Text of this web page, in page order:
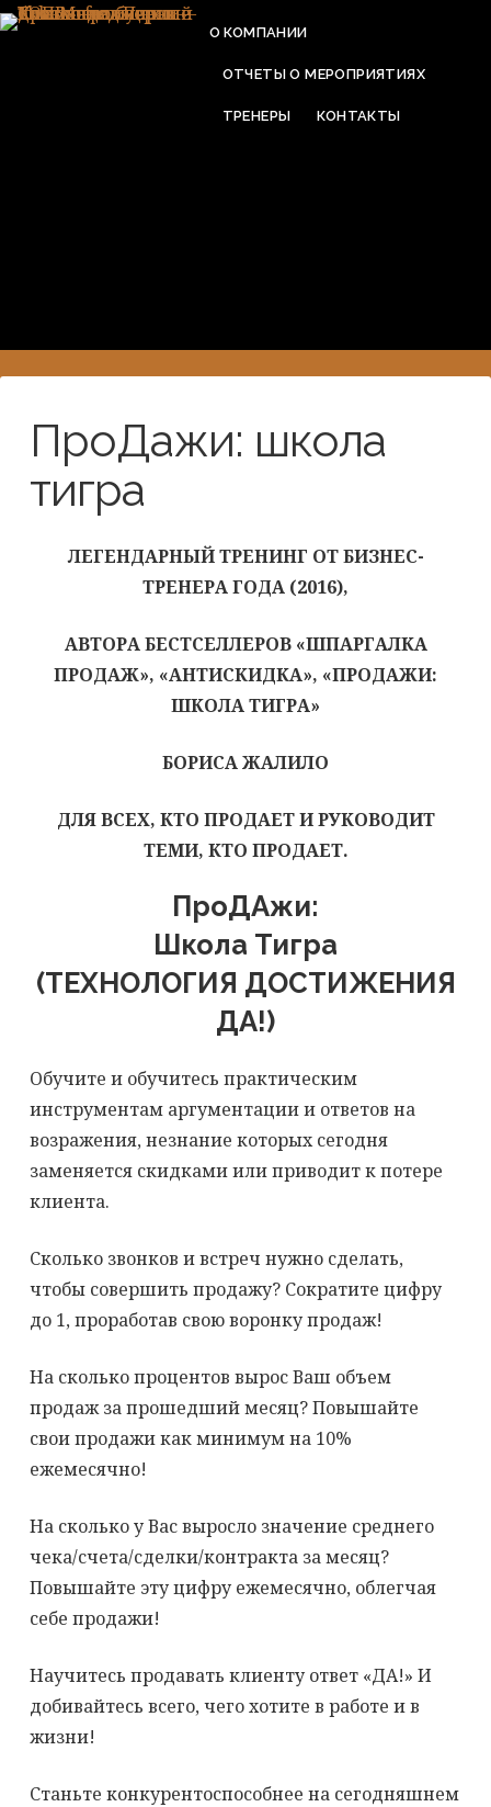
О КОМПАНИИ
ОТЧЕТЫ О МЕРОПРИЯТИЯХ
ТРЕНЕРЫ КОНТАКТЫ
ПроДажи: школа
тигра
ЛЕГЕНДАРНЫЙ ТРЕНИНГ ОТ БИЗНЕС-
ТРЕНЕРА ГОДА (2016),
АВТОРА БЕСТСЕЛЛЕРОВ «ШПАРГАЛКА
ПРОДАЖ», «АНТИСКИДКА», «ПРОДАЖИ:
ШКОЛА ТИГРА»
БОРИСА ЖАЛИЛО
ДЛЯ ВСЕХ, КТО ПРОДАЕТ И РУКОВОДИТ
ТЕМИ, КТО ПРОДАЕТ.
ПроДАжи:
Школа Тигра
(ТЕХНОЛОГИЯ ДОСТИЖЕНИЯ
ДА!)
Обучите и обучитесь практическим
инструментам аргументации и ответов на
возражения, незнание которых сегодня
заменяется скидками или приводит к потере
клиента.
Сколько звонков и встреч нужно сделать,
чтобы совершить продажу? Сократите цифру
до 1, проработав свою воронку продаж!
На сколько процентов вырос Ваш объем
продаж за прошедший месяц? Повышайте
свои продажи как минимум на 10%
ежемесячно!
На сколько у Вас выросло значение среднего
чека/счета/сделки/контракта за месяц?
Повышайте эту цифру ежемесячно, облегчая
себе продажи!
Научитесь продавать клиенту ответ «ДА!» И
добивайтесь всего, чего хотите в работе и в
жизни!
Станьте конкурентоспособнее на сегодняшнем